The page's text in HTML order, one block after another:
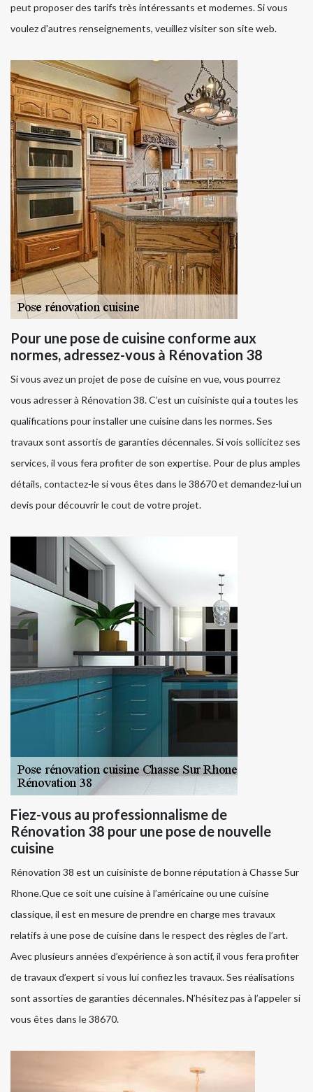
peut proposer des tarifs très intéressants et modernes. Si vous
voulez d'autres renseignements, veuillez visiter son site web.
Pour une pose de cuisine conforme aux
normes, adressez-vous à Rénovation 38
Si vous avez un projet de pose de cuisine en vue, vous pourrez
vous adresser à Rénovation 38. C’est un cuisiniste qui a toutes les
qualifications pour installer une cuisine dans les normes. Ses
travaux sont assortis de garanties décennales. Si vois sollicitez ses
services, il vous fera profiter de son expertise. Pour de plus amples
détails, contactez-le si vous êtes dans le 38670 et demandez-lui un
devis pour découvrir le cout de votre projet.
Fiez-vous au professionnalisme de
Rénovation 38 pour une pose de nouvelle
cuisine
Rénovation 38 est un cuisiniste de bonne réputation à Chasse Sur
Rhone.Que ce soit une cuisine à l’américaine ou une cuisine
classique, il est en mesure de prendre en charge mes travaux
relatifs à une pose de cuisine dans le respect des règles de l’art.
Avec plusieurs années d’expérience à son actif, il vous fera profiter
de travaux d’expert si vous lui confiez les travaux. Ses réalisations
sont assorties de garanties décennales. N’hésitez pas à l’appeler si
vous êtes dans le 38670.